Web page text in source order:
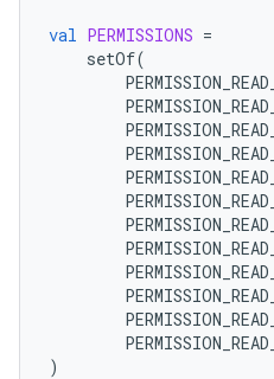
val PERMISSIONS =
setOf(
)